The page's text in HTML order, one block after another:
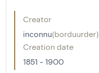
Creator
inconnu(borduurder)
Creation date
1851 - 1900